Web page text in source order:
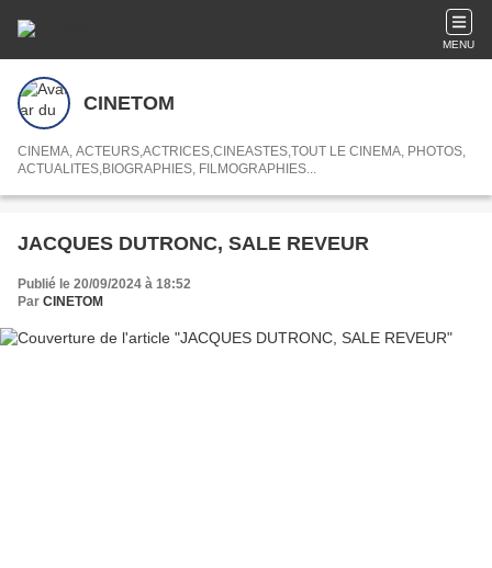
MENU
CINETOM
CINEMA, ACTEURS,ACTRICES,CINEASTES,TOUT LE CINEMA, PHOTOS,
ACTUALITES,BIOGRAPHIES, FILMOGRAPHIES...
JACQUES DUTRONC, SALE REVEUR
Publié le 20/09/2024 à 18:52
Par CINETOM